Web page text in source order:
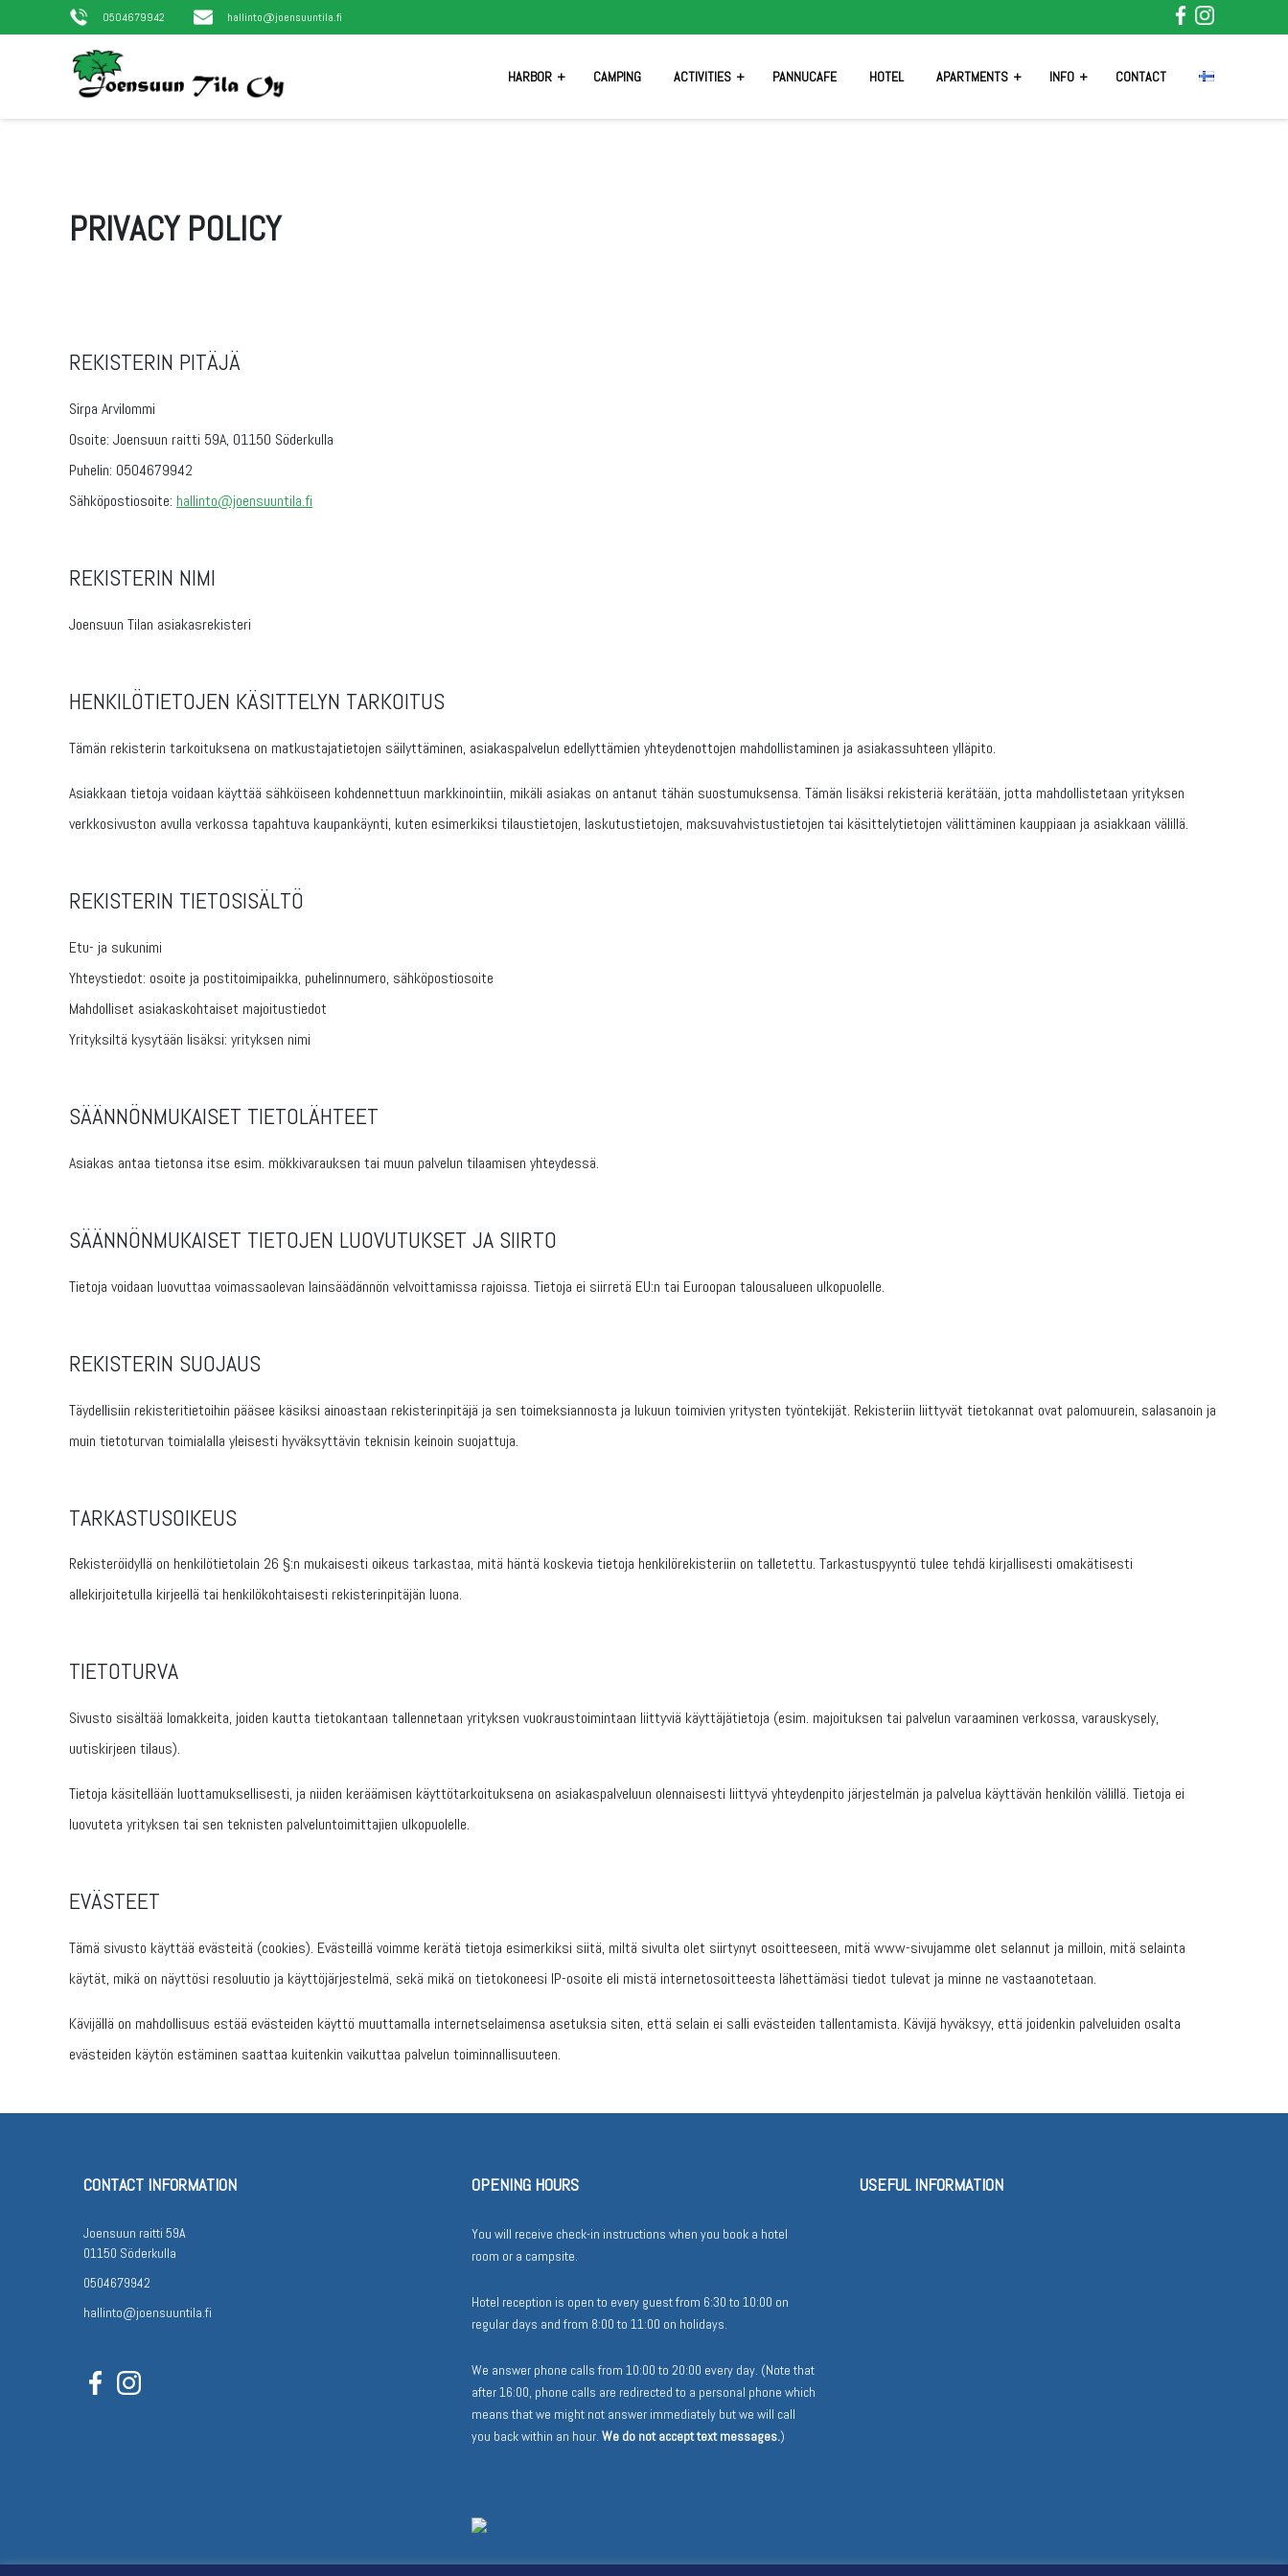
0504679942 hallinto@joensuuntila.fi
HARBOR CAMPING ACTIVITIES PANNUCAFE HOTEL APARTMENTS INFO CONTACT
PRIVACY POLICY
REKISTERIN PITÄJÄ
Sirpa Arvilommi
Osoite: Joensuun raitti 59A, 01150 Söderkulla
Puhelin: 0504679942
Sähköpostiosoite: hallinto@joensuuntila.fi
REKISTERIN NIMI
Joensuun Tilan asiakasrekisteri
HENKILÖTIETOJEN KÄSITTELYN TARKOITUS
Tämän rekisterin tarkoituksena on matkustajatietojen säilyttäminen, asiakaspalvelun edellyttämien yhteydenottojen mahdollistaminen ja asiakassuhteen ylläpito.
Asiakkaan tietoja voidaan käyttää sähköiseen kohdennettuun markkinointiin, mikäli asiakas on antanut tähän suostumuksensa. Tämän lisäksi rekisteriä kerätään, jotta mahdollistetaan yrityksen
verkkosivuston avulla verkossa tapahtuva kaupankäynti, kuten esimerkiksi tilaustietojen, laskutustietojen, maksuvahvistustietojen tai käsittelytietojen välittäminen kauppiaan ja asiakkaan välillä.
REKISTERIN TIETOSISÄLTÖ
Etu- ja sukunimi
Yhteystiedot: osoite ja postitoimipaikka, puhelinnumero, sähköpostiosoite
Mahdolliset asiakaskohtaiset majoitustiedot
Yrityksiltä kysytään lisäksi: yrityksen nimi
SÄÄNNÖNMUKAISET TIETOLÄHTEET
Asiakas antaa tietonsa itse esim. mökkivarauksen tai muun palvelun tilaamisen yhteydessä.
SÄÄNNÖNMUKAISET TIETOJEN LUOVUTUKSET JA SIIRTO
Tietoja voidaan luovuttaa voimassaolevan lainsäädännön velvoittamissa rajoissa. Tietoja ei siirretä EU:n tai Euroopan talousalueen ulkopuolelle.
REKISTERIN SUOJAUS
Täydellisiin rekisteritietoihin pääsee käsiksi ainoastaan rekisterinpitäjä ja sen toimeksiannosta ja lukuun toimivien yritysten työntekijät. Rekisteriin liittyvät tietokannat ovat palomuurein, salasanoin ja
muin tietoturvan toimialalla yleisesti hyväksyttävin teknisin keinoin suojattuja.
TARKASTUSOIKEUS
Rekisteröidyllä on henkilötietolain 26 §:n mukaisesti oikeus tarkastaa, mitä häntä koskevia tietoja henkilörekisteriin on talletettu. Tarkastuspyyntö tulee tehdä kirjallisesti omakätisesti
allekirjoitetulla kirjeellä tai henkilökohtaisesti rekisterinpitäjän luona.
TIETOTURVA
Sivusto sisältää lomakkeita, joiden kautta tietokantaan tallennetaan yrityksen vuokraustoimintaan liittyviä käyttäjätietoja (esim. majoituksen tai palvelun varaaminen verkossa, varauskysely,
uutiskirjeen tilaus).
Tietoja käsitellään luottamuksellisesti, ja niiden keräämisen käyttötarkoituksena on asiakaspalveluun olennaisesti liittyvä yhteydenpito järjestelmän ja palvelua käyttävän henkilön välillä. Tietoja ei
luovuteta yrityksen tai sen teknisten palveluntoimittajien ulkopuolelle.
EVÄSTEET
Tämä sivusto käyttää evästeitä (cookies). Evästeillä voimme kerätä tietoja esimerkiksi siitä, miltä sivulta olet siirtynyt osoitteeseen, mitä www-sivujamme olet selannut ja milloin, mitä selainta
käytät, mikä on näyttösi resoluutio ja käyttöjärjestelmä, sekä mikä on tietokoneesi IP-osoite eli mistä internetosoitteesta lähettämäsi tiedot tulevat ja minne ne vastaanotetaan.
Kävijällä on mahdollisuus estää evästeiden käyttö muuttamalla internetselaimensa asetuksia siten, että selain ei salli evästeiden tallentamista. Kävijä hyväksyy, että joidenkin palveluiden osalta
evästeiden käytön estäminen saattaa kuitenkin vaikuttaa palvelun toiminnallisuuteen.
CONTACT INFORMATION
Joensuun raitti 59A
01150 Söderkulla
0504679942
hallinto@joensuuntila.fi
OPENING HOURS
You will receive check-in instructions when you book a hotel
room or a campsite.
Hotel reception is open to every guest from 6:30 to 10:00 on
regular days and from 8:00 to 11:00 on holidays.
We answer phone calls from 10:00 to 20:00 every day. (Note that
after 16:00, phone calls are redirected to a personal phone which
means that we might not answer immediately but we will call
you back within an hour. We do not accept text messages.)
USEFUL INFORMATION